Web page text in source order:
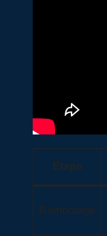
Étape
Remontage